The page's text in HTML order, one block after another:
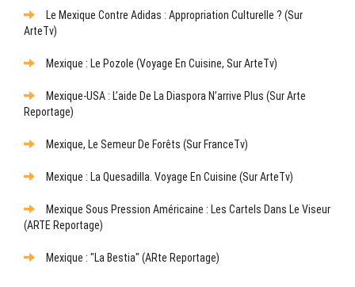
Le Mexique Contre Adidas : Appropriation Culturelle ? (sur
ArteTv)
Mexique : Le Pozole (Voyage En Cuisine, Sur ArteTv)
Mexique-USA : L’aide De La Diaspora N’arrive Plus (sur Arte
Reportage)
Mexique, Le Semeur De Forêts (sur FranceTv)
Mexique : La Quesadilla. Voyage En Cuisine (sur ArteTv)
Mexique Sous Pression Américaine : Les Cartels Dans Le Viseur
(ARTE Reportage)
Mexique : "La Bestia" (ARte Reportage)